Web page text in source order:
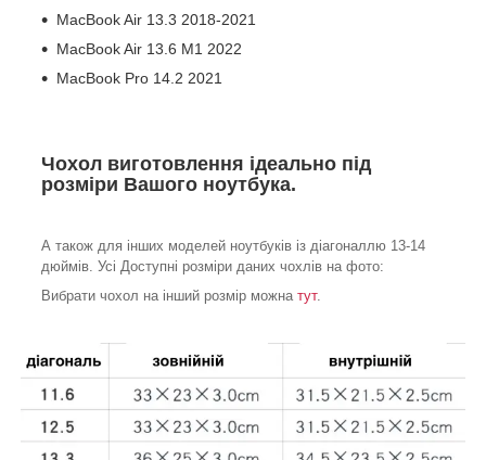
MacBook Air 13.3 2018-2021
MacBook Air 13.6 M1 2022
MacBook Pro 14.2 2021
Чохол виготовлення ідеально під
розміри Вашого ноутбука.
А також для інших моделей ноутбуків із діагоналлю 13-14
дюймів. Усі Доступні розміри даних чохлів на фото:
Вибрати чохол на інший розмір можна тут.